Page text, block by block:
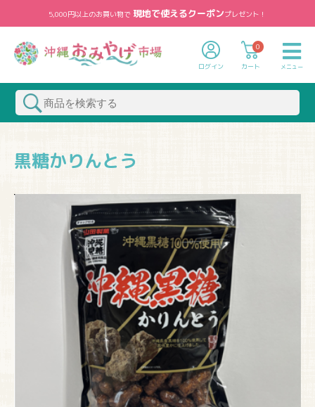
5,000円以上のお買い物で 現地で使えるクーポンプレゼント！
ログイン
0
カート メニュー
黒糖かりんとう